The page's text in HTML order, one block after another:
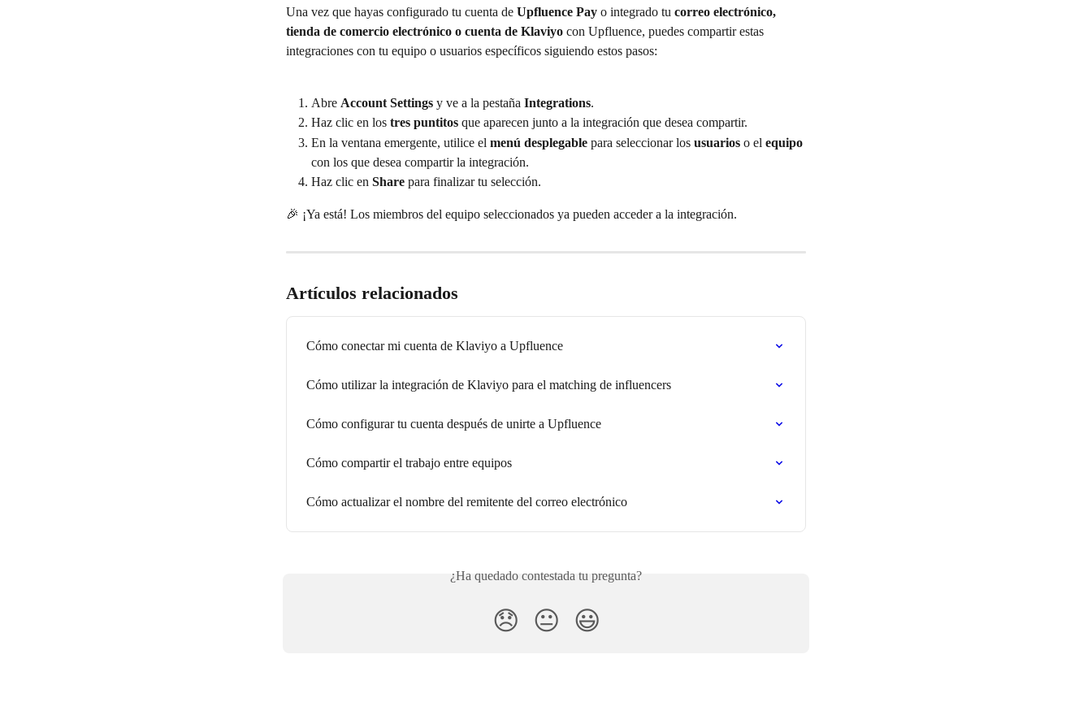
Una vez que hayas configurado tu cuenta de Upfluence Pay o integrado tu correo electrónico,
tienda de comercio electrónico o cuenta de Klaviyo con Upfluence, puedes compartir estas
integraciones con tu equipo o usuarios específicos siguiendo estos pasos:
Abre Account Settings y ve a la pestaña Integrations.
Haz clic en los tres puntitos que aparecen junto a la integración que desea compartir.
En la ventana emergente, utilice el menú desplegable para seleccionar los usuarios o el equipo
con los que desea compartir la integración.
Haz clic en Share para finalizar tu selección.
🎉 ¡Ya está! Los miembros del equipo seleccionados ya pueden acceder a la integración.
Artículos relacionados
Cómo conectar mi cuenta de Klaviyo a Upfluence
Cómo utilizar la integración de Klaviyo para el matching de influencers
Cómo configurar tu cuenta después de unirte a Upfluence
Cómo compartir el trabajo entre equipos
Cómo actualizar el nombre del remitente del correo electrónico
¿Ha quedado contestada tu pregunta?
😞 😐 😃